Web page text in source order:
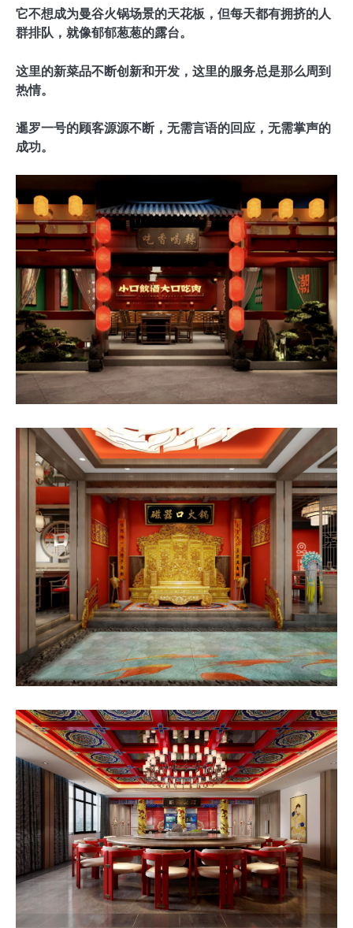
它不想成为曼谷火锅场景的天花板，但每天都有拥挤的人
群排队，就像郁郁葱葱的露台。
这里的新菜品不断创新和开发，这里的服务总是那么周到
热情。
暹罗一号的顾客源源不断，无需言语的回应，无需掌声的
成功。